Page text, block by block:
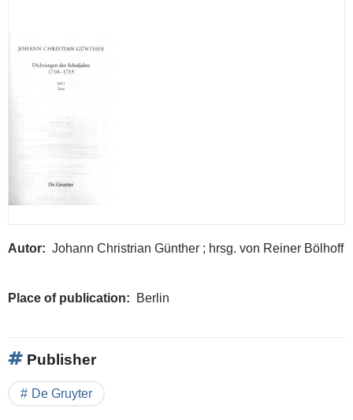
Autor Johann Christrian Günther ; hrsg. von Reiner Bölhoff
Place of publication Berlin
Publisher
De Gruyter